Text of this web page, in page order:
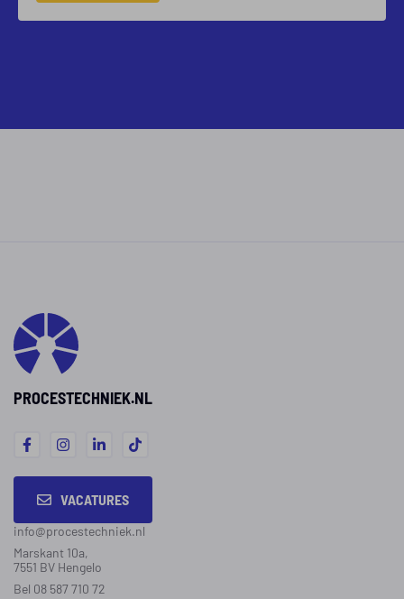
PROCESTECHNIEK.NL
VACATURES
info@procestechniek.nl
Marskant 10a,
7551 BV Hengelo
Bel 08 587 710 72